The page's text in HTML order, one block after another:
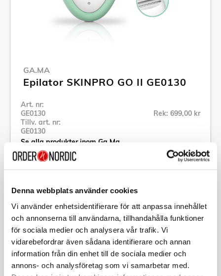
Denna webbplats använder cookies
Vi använder enhetsidentifierare för att anpassa innehållet
och annonserna till användarna, tillhandahålla funktioner
för sociala medier och analysera vår trafik. Vi
vidarebefordrar även sådana identifierare och annan
information från din enhet till de sociala medier och
annons- och analysföretag som vi samarbetar med.
GA.MA
Epilator SKINPRO GO II GE0130
Art. nr:
GE0130
Tillv. art. nr:
GE0130
Rek: 699,00 kr
Se alla produkter inom Ga.Ma
Art. nr:GE0130
Tillv. art. nr:GE0130
8023277129412